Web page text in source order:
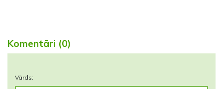
Komentāri (0)
Vārds: